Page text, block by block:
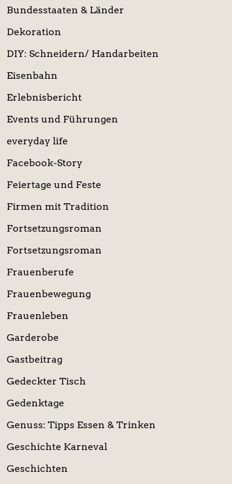
Bundesstaaten & Länder
Dekoration
DIY: Schneidern/ Handarbeiten
Eisenbahn
Erlebnisbericht
Events und Führungen
everyday life
Facebook-Story
Feiertage und Feste
Firmen mit Tradition
Fortsetzungsroman
Fortsetzungsroman
Frauenberufe
Frauenbewegung
Frauenleben
Garderobe
Gastbeitrag
Gedeckter Tisch
Gedenktage
Genuss: Tipps Essen & Trinken
Geschichte Karneval
Geschichten